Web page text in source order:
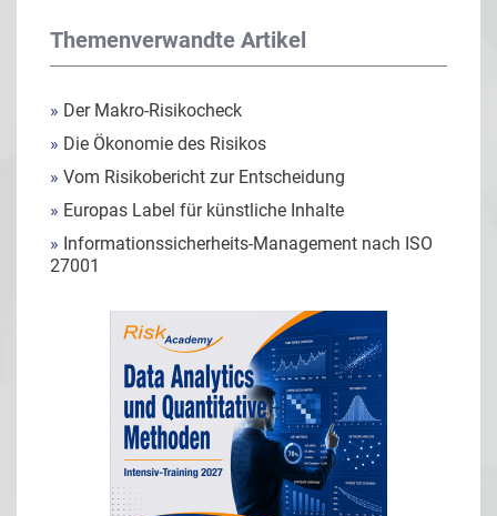
Themenverwandte Artikel
» Der Makro-Risikocheck
» Die Ökonomie des Risikos
» Vom Risikobericht zur Entscheidung
» Europas Label für künstliche Inhalte
» Informationssicherheits-Management nach ISO
27001